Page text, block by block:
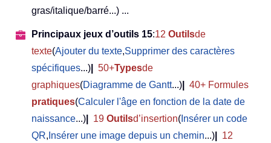
gras/italique/barré...) ...
Principaux jeux d’outils 15:12 Outilsde
texte(Ajouter du texte,Supprimer des caractères
spécifiques...) 50+Typesde
graphiques(Diagramme de Gantt...)
40+ Formules
pratiques(Calculer l'âge en fonction de la date de
naissance...) 19 Outilsd’insertion( Insérer un code
QR, Insérer une image depuis un chemin...)
12